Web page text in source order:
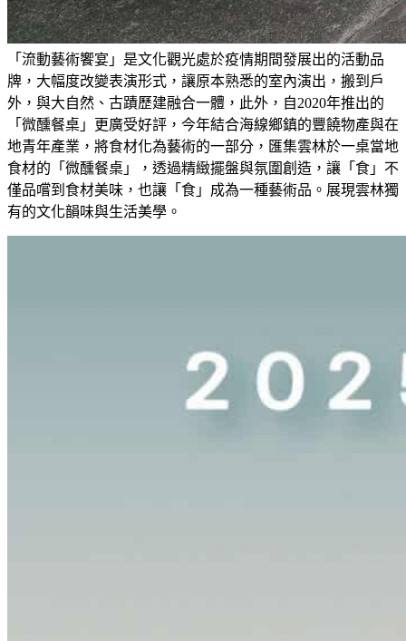
「流動藝術饗宴」是文化觀光處於疫情期間發展出的活動品
牌，大幅度改變表演形式，讓原本熟悉的室內演出，搬到戶
外，與大自然、古蹟歷建融合一體，此外，自2020年推出的
「微醺餐桌」更廣受好評，今年結合海線鄉鎮的豐饒物產與在
地青年產業，將食材化為藝術的一部分，匯集雲林於一桌當地
食材的「微醺餐桌」，透過精緻擺盤與氛圍創造，讓「食」不
僅品嚐到食材美味，也讓「食」成為一種藝術品。展現雲林獨
有的文化韻味與生活美學。